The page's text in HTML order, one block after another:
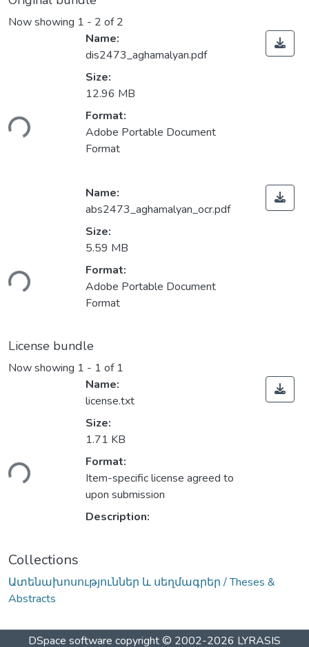
Now showing 1 - 2 of 2
Name:
dis2473_aghamalyan.pdf
Size:
12.96 MB
Format:
Adobe Portable Document
Format
Name:
abs2473_aghamalyan_ocr.pdf
Size:
5.59 MB
Format:
Adobe Portable Document
Format
License bundle
Now showing 1 - 1 of 1
Name:
license.txt
Size:
1.71 KB
Format:
Item-specific license agreed to
upon submission
Description:
Collections
Ատենախոսություններ և սեղմագրեր / Theses &
Abstracts
DSpace software copyright © 2002-2026 LYRASIS